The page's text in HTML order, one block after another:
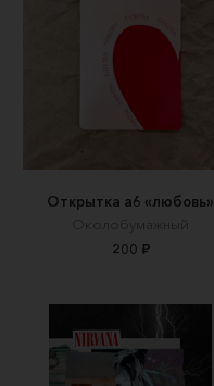
Открытка а6 «любовь»
Околобумажный
200 ₽